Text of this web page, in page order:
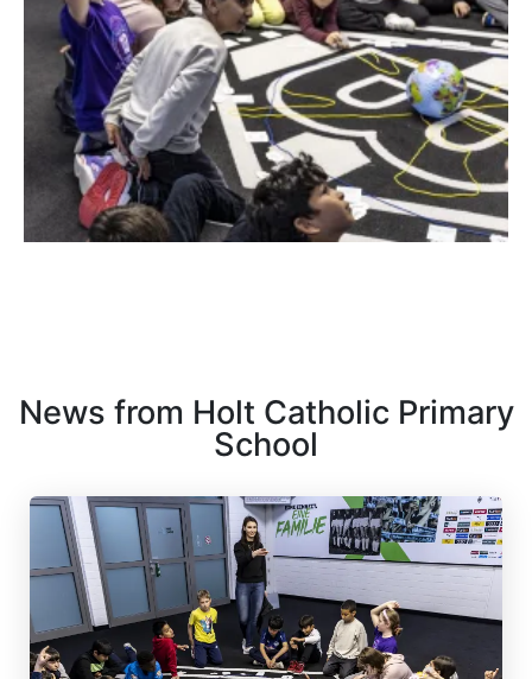
News from Holt Catholic Primary
School